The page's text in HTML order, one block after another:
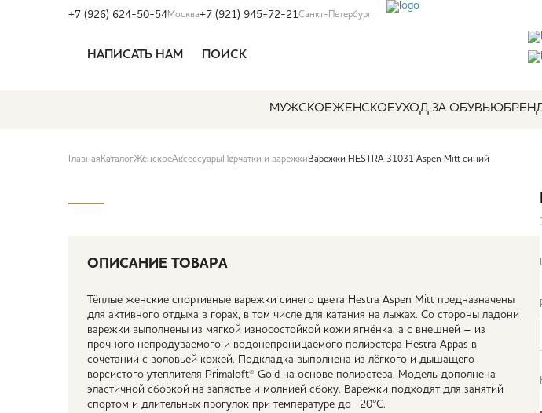
+7 (926) 624-50-54Москва+7 (921) 945-72-21Санкт-Петербург
НАПИСАТЬ НАМ ПОИСК
МУЖСКОЕЖЕНСКОЕУХОД ЗА ОБУВЬЮ
Главная КаталогЖенскоеАксессуары Перчатки и варежкиВарежки HESTRA 31031 Aspen Mitt синий
ОПИСАНИЕ ТОВАРА
Тёплые женские спортивные варежки синего цвета Hestra Aspen Mitt предназначены
для активного отдыха в горах, в том числе для катания на лыжах. Со стороны ладони
варежки выполнены из мягкой износостойкой кожи ягнёнка, а с внешней – из
прочного непродуваемого и водонепроницаемого полиэстера Hestra Appas в
сочетании с воловьей кожей. Подкладка выполнена из лёгкого и дышащего
ворсистого утеплителя Primaloft® Gold на основе полиэстера. Модель дополнена
эластичной сборкой на запястье и молнией сбоку. Варежки подходят для занятий
спортом и длительных прогулок при температуре до -20ºС.